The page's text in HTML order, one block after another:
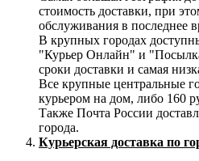
стоимость доставки, при
обслуживания в последнее
В крупных городах
"Курьер Онлайн" и
сроки доставки и самая
Все крупные центральные
курьером на дом, либо 160
Также Почта России
города.
Курьерская доставка по